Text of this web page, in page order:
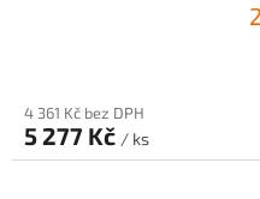
4 361 Kč bez DPH
5 277 Kč / ks